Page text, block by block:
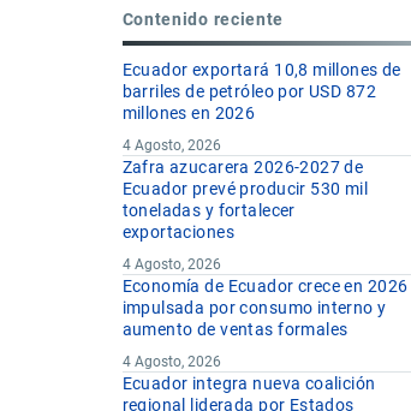
Contenido reciente
Ecuador exportará 10,8 millones de
barriles de petróleo por USD 872
millones en 2026
4 Agosto, 2026
Zafra azucarera 2026-2027 de
Ecuador prevé producir 530 mil
toneladas y fortalecer
exportaciones
4 Agosto, 2026
Economía de Ecuador crece en 2026
impulsada por consumo interno y
aumento de ventas formales
4 Agosto, 2026
Ecuador integra nueva coalición
regional liderada por Estados